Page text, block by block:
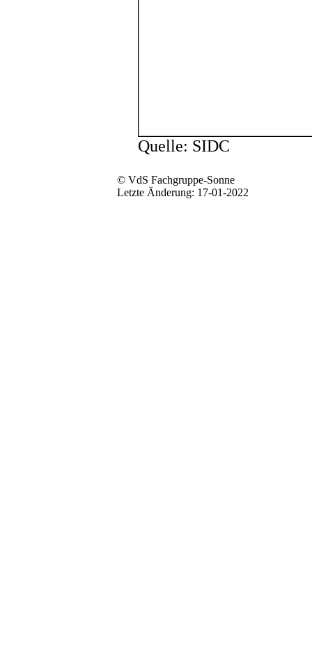
Quelle: SIDC
© VdS Fachgruppe-Sonne
Letzte Änderung: 17-01-2022